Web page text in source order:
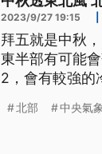
2023/9/27 19:15
拜五就是中秋
東半部有可能
2，會有較強的
北部 中央氣